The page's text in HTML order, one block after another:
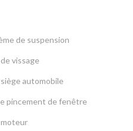
de suspension
vissage
automobile
pincement de fenêtre